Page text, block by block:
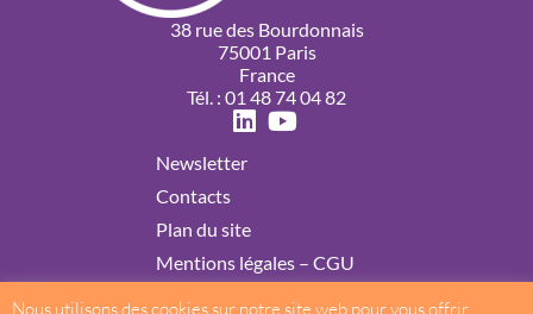
38 rue des Bourdonnais
75001 Paris
France
Tél. : 01 48 74 04 82
Newsletter
Contacts
Plan du site
Mentions légales – CGU
Politique de confidentialité
Nous utilisons des cookies sur notre site web pour vous offrir